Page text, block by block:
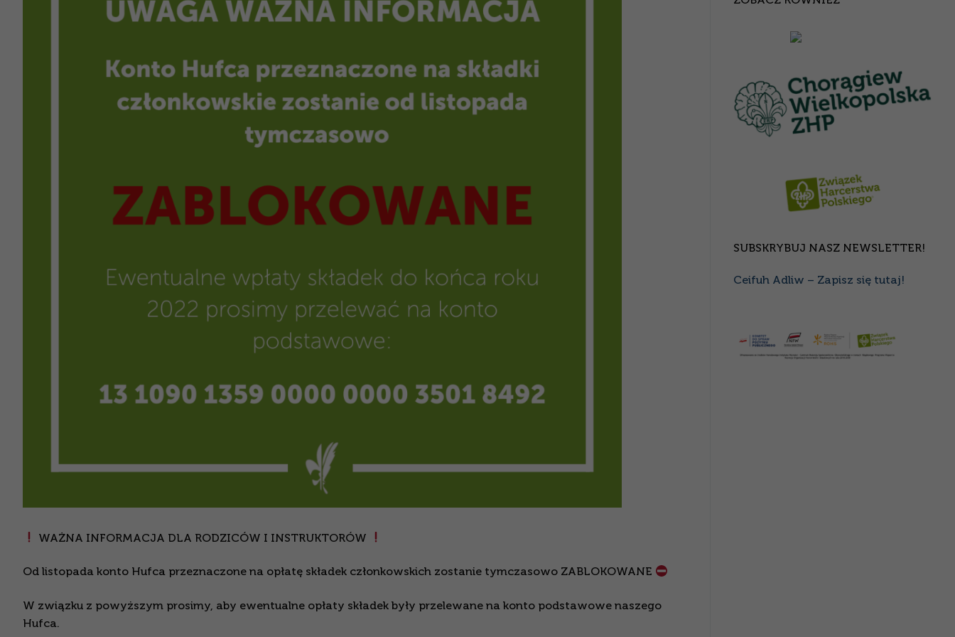
WAŻNA INFORMACJA DLA RODZICÓW I INSTRUKTORÓW
Od listopada konto Hufca przeznaczone na opłatę składek członkowskich zostanie tymczasowo ZABLOKOWANE
W związku z powyższym prosimy, aby ewentualne opłaty składek były przelewane na konto podstawowe naszego
Hufca.
SUBSKRYBUJ NASZ NEWSLETTER!
Ceifuh Adliw – Zapisz się tutaj!